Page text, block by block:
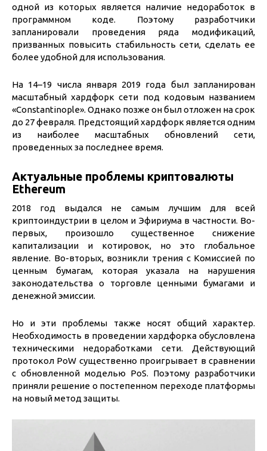
одной из которых является наличие недоработок в
программном коде. Поэтому разработчики
запланировали проведения ряда модификаций,
призванных повысить стабильность сети, сделать ее
более удобной для использования.
На 14–19 числа января 2019 года был запланирован
масштабный хардфорк сети под кодовым названием
«Constantinople». Однако позже он был отложен на срок
до 27 февраля. Предстоящий хардфорк является одним
из наиболее масштабных обновлений сети,
проведенных за последнее время.
Актуальные проблемы криптовалюты
Ethereum
2018 год выдался не самым лучшим для всей
криптоиндустрии в целом и Эфириума в частности. Во-
первых, произошло существенное снижение
капитализации и котировок, но это глобальное
явление. Во-вторых, возникли трения с Комиссией по
ценным бумагам, которая указала на нарушения
законодательства о торговле ценными бумагами и
денежной эмиссии.
Но и эти проблемы также носят общий характер.
Необходимость в проведении хардфорка обусловлена
техническими недоработками сети. Действующий
протокол PoW существенно проигрывает в сравнении
с обновленной моделью PoS. Поэтому разработчики
приняли решение о постепенном переходе платформы
на новый метод защиты.